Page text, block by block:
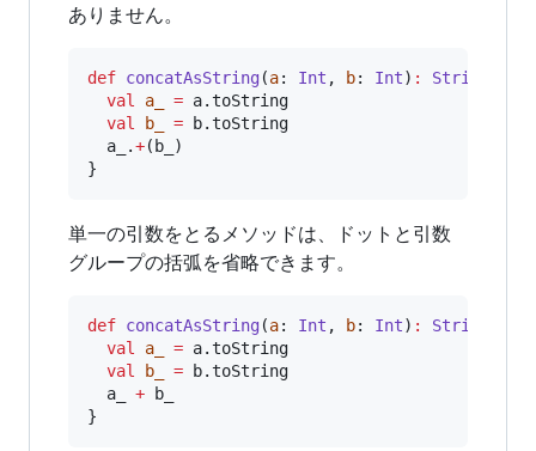
ありません。
def concatAsString(a: Int , b: Int) : String
val
a_ = a.toString
val
b_ = b.toString
  a_.
+(b_)
}
単一の引数をとるメソッドは、ドットと引数
グループの括弧を省略できます。
def concatAsString(a: Int , b: Int) : String
val
a_ = a.toString
val
b_ = b.toString
  a_
+ b_
}